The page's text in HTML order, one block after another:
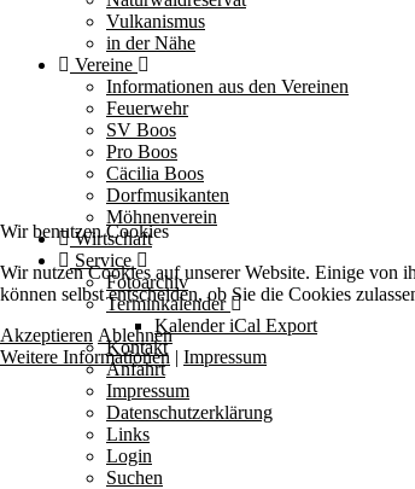
Vulkanismus
in der Nähe
Vereine
Informationen aus den Vereinen
Feuerwehr
SV Boos
Pro Boos
Cäcilia Boos
Dorfmusikanten
Möhnenverein
Wirtschaft
Service
Fotoarchiv
Terminkalender
Kalender iCal Export
Kontakt
Anfahrt
Impressum
Datenschutzerklärung
Links
Login
Suchen
Wir benutzen Cookies
Wir nutzen Cookies auf unserer Website. Einige von
können selbst entscheiden, ob Sie die Cookies
Akzeptieren Ablehnen
Weitere Informationen | Impressum